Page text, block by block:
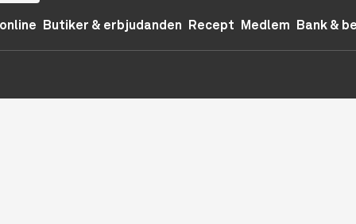
Butiker & erbjudanden Recept Medlem Bank &